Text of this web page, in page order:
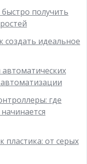
получить
создать идеальное
где
пластика: от серых